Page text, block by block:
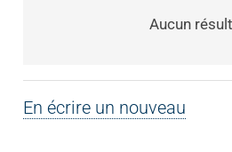
Aucun
En écrire un nouveau